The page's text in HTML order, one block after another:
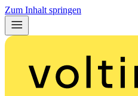
Zum Inhalt springen